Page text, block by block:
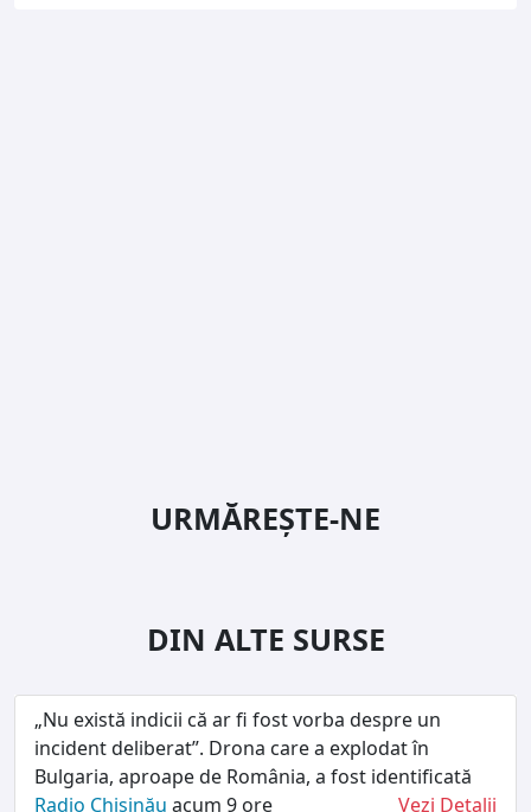
URMĂREȘTE-NE
DIN ALTE SURSE
„Nu există indicii că ar fi fost vorba despre un
incident deliberat”. Drona care a explodat în
Bulgaria, aproape de România, a fost identificată
Radio Chișinău acum 9 ore
Vezi Detalii